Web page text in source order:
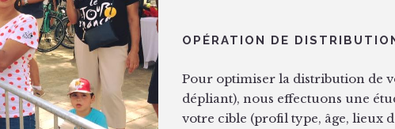
OPÉRATION DE
Pour optimiser la distribution de
dépliant), nous effectuons une
votre cible (profil type, âge, lieux